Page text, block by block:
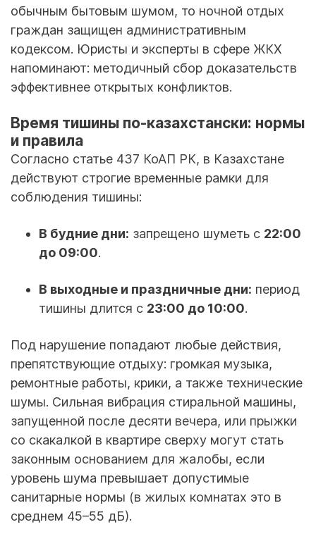
обычным бытовым шумом, то ночной отдых
граждан защищен административным
кодексом. Юристы и эксперты в сфере ЖКХ
напоминают: методичный сбор доказательств
эффективнее открытых конфликтов.
Время тишины по-казахстански: нормы
и правила
Согласно статье 437 КоАП РК, в Казахстане
действуют строгие временные рамки для
соблюдения тишины:
В будние дни: запрещено шуметь с 22:00
до 09:00.
В выходные и праздничные дни: период
тишины длится с 23:00 до 10:00.
Под нарушение попадают любые действия,
препятствующие отдыху: громкая музыка,
ремонтные работы, крики, а также технические
шумы. Сильная вибрация стиральной машины,
запущенной после десяти вечера, или прыжки
со скакалкой в квартире сверху могут стать
законным основанием для жалобы, если
уровень шума превышает допустимые
санитарные нормы (в жилых комнатах это в
среднем 45–55 дБ).